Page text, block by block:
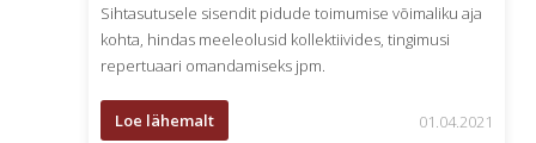
Sihtasutusele sisendit pidude toimumise võimaliku aja
kohta, hindas meeleolusid kollektiivides, tingimusi
repertuaari omandamiseks jpm.
Loe lähemalt 01.04.2021